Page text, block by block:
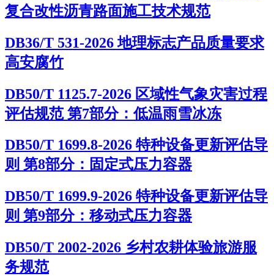
复合改性沥青路面施工技术规范
DB36/T 531-2026 地理标志产品质量要求
高安腐竹
DB50/T 1125.7-2026 区域性气象灾害过程
评估规范 第7部分：低温雨雪冰冻
DB50/T 1699.8-2026 特种设备更新评估导
则 第8部分：固定式压力容器
DB50/T 1699.9-2026 特种设备更新评估导
则 第9部分：移动式压力容器
DB50/T 2002-2026 乡村农耕体验旅游服
务规范